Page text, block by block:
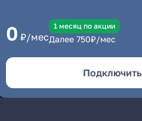
0 ₽/мес
1 месяц по акции
Далее 750₽/мес
Подключить